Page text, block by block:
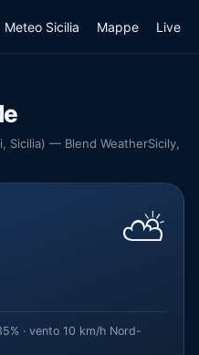
Meteo Sicilia Mappe Live
Sicilia) — Blend WeatherSicily,
⛅
· vento 10 km/h Nord-